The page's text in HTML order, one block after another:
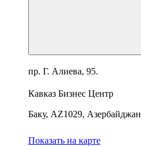
пр. Г. Алиева, 95.
Кавказ Бизнес Центр
Баку, AZ1029, Азербайджан
Показать на карте